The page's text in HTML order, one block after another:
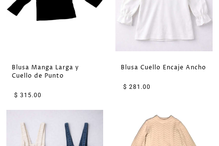
Blusa Manga Larga y
Cuello de Punto
$ 315.00
Blusa Cuello Encaje Ancho
$ 281.00